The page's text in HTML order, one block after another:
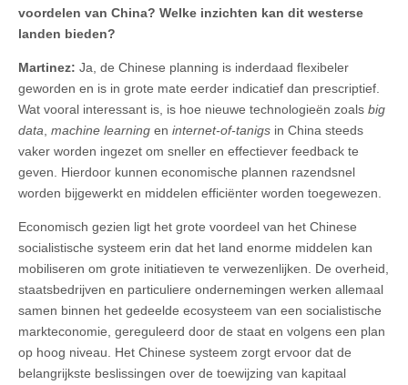
voordelen van China? Welke inzichten kan dit westerse
landen bieden?
Martinez: Ja, de Chinese planning is inderdaad flexibeler
geworden en is in grote mate eerder indicatief dan prescriptief.
Wat vooral interessant is, is hoe nieuwe technologieën zoals big
data machine learning en internet-of-tanigs in China steeds
vaker worden ingezet om sneller en effectiever feedback te
geven. Hierdoor kunnen economische plannen razendsnel
worden bijgewerkt en middelen efficiënter worden toegewezen.
Economisch gezien ligt het grote voordeel van het Chinese
socialistische systeem erin dat het land enorme middelen kan
mobiliseren om grote initiatieven te verwezenlijken. De overheid,
staatsbedrijven en particuliere ondernemingen werken allemaal
samen binnen het gedeelde ecosysteem van een socialistische
markteconomie, gereguleerd door de staat en volgens een plan
op hoog niveau. Het Chinese systeem zorgt ervoor dat de
belangrijkste beslissingen over de toewijzing van kapitaal